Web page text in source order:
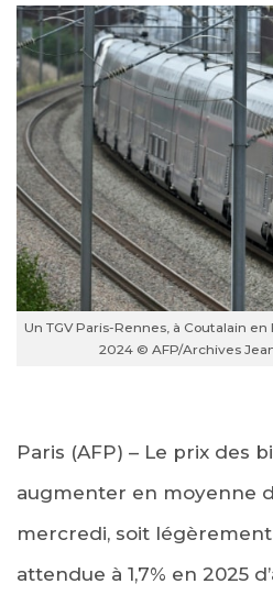
Un TGV Paris-Rennes, à Coutalain
2024 © AFP/Archives
Paris (AFP) – Le prix des
augmenter en moyenne
mercredi, soit
attendue à 1,7% en 2025